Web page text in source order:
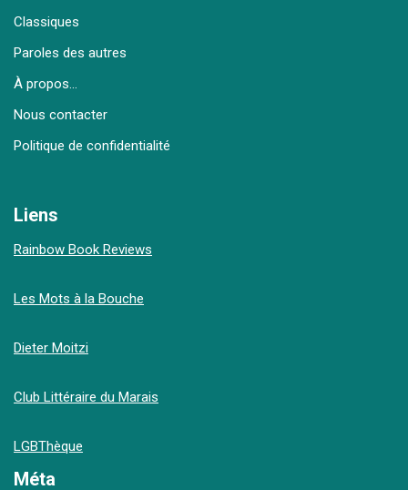
Classiques
Paroles des autres
À propos…
Nous contacter
Politique de confidentialité
Liens
Rainbow Book Reviews
Les Mots à la Bouche
Dieter Moitzi
Club Littéraire du Marais
LGBThèque
Méta